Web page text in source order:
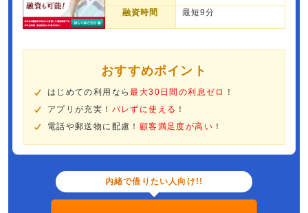
融資時間 最短9分
おすすめポイント
はじめての利用なら最大30日間の利息ゼロ
！
アプリが充実！ バレずに使える ！
電話や郵送物に配慮！ 顧客満足度が高い ！
内緒で借りたい人向け!!